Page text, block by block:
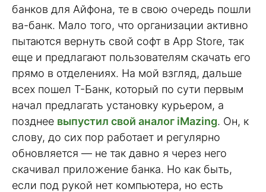
банков для Айфона, те в свою очередь пошли
ва-банк. Мало того, что организации активно
пытаются вернуть свой софт в App Store, так
еще и предлагают пользователям скачать его
прямо в отделениях. На мой взгляд, дальше
всех пошел Т-Банк, который по сути первым
начал предлагать установку курьером, а
позднее выпустил свой аналог iMazing. Он, к
слову, до сих пор работает и регулярно
обновляется — не так давно я через него
скачивал приложение банка. Но как быть,
если под рукой нет компьютера, но есть